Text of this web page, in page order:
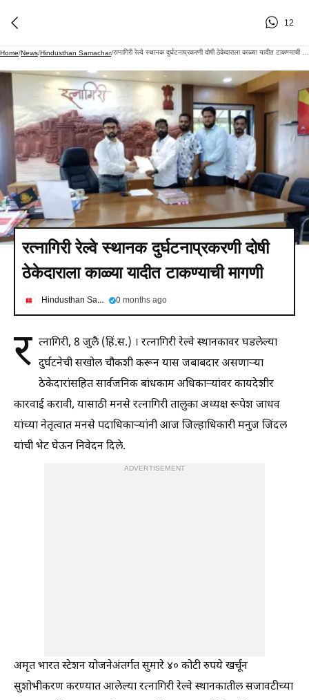
12
Home/News/Hindusthan Samachar/
रत्नागिरी रेल्वे स्थानक दुर्घटनाप्रकरणी दोषी
ठेकेदाराला काळ्या यादीत टाकण्याची मागणी
Hindusthan Samachar 0 months ago
र त्नागिरी, 8 जुलै (हिं.स.) । रत्नागिरी रेल्वे स्थानकावर घडलेल्या
दुर्घटनेची सखोल चौकशी करून यास जबाबदार असणाऱ्या
ठेकेदारांसहित सार्वजनिक बांधकाम अधिकाऱ्यांवर कायदेशीर
कारवाई करावी, यासाठी मनसे रत्नागिरी तालुका अध्यक्ष रूपेश जाधव
यांच्या नेतृत्वात मनसे पदाधिकाऱ्यांनी आज जिल्हाधिकारी मनुज जिंदल
यांची भेट घेऊन निवेदन दिले.
ADVERTISEMENT
अमृत भारत स्टेशन योजनेअंतर्गत सुमारे ४० कोटी रुपये खर्चून
सुशोभीकरण करण्यात आलेल्या रत्नागिरी रेल्वे स्थानकातील सजावटीच्या